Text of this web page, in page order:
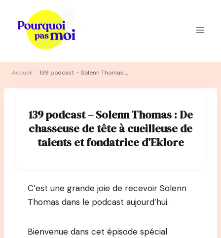
contenu
Accueil › 139 podcast – Solenn Thomas : De chasseuse de tête à cueilleuse de talents et fondatrice d’Eklore
139 podcast – Solenn Thomas : De
chasseuse de tête à cueilleuse de
talents et fondatrice d’Eklore
C’est une grande joie de recevoir Solenn
Thomas dans le podcast aujourd’hui.
Bienvenue dans cet épisode spécial